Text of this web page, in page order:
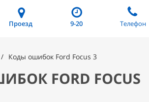
Проезд 9-20 Телефон
Коды ошибок Ford Focus 3
FORD FOCUS